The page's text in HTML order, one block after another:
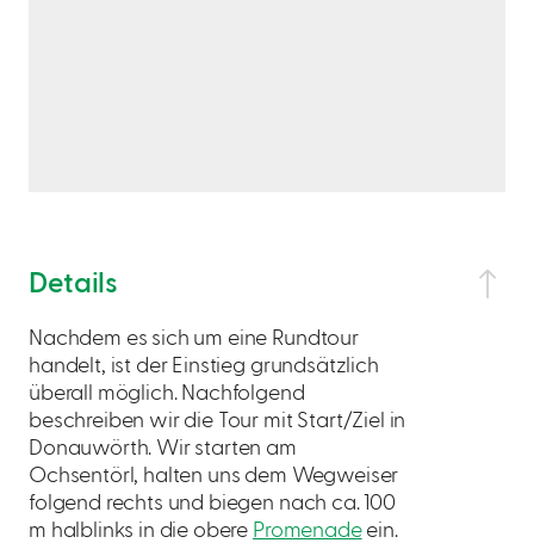
Details
Nachdem es sich um eine Rundtour
handelt, ist der Einstieg grundsätzlich
überall möglich. Nachfolgend
beschreiben wir die Tour mit Start/Ziel in
Donauwörth. Wir starten am
Ochsentörl, halten uns dem Wegweiser
folgend rechts und biegen nach ca. 100
m halblinks in die obere Promenadeein.